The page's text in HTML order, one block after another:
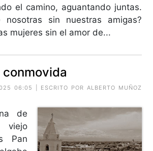
el camino, aguantando juntas.
nosotras sin nuestras amigas?
mujeres sin el amor de...
06:05 | ESCRITO POR ALBERTO MUÑOZ
de
viejo
Pan